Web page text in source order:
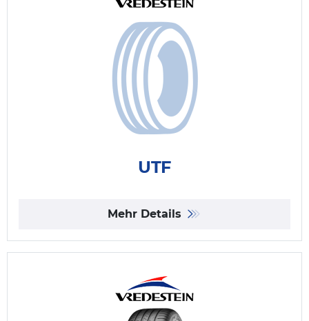
UTF
Mehr Details